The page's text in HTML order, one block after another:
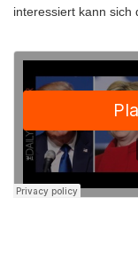
interessiert kann sich